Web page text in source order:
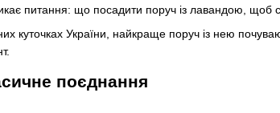
питання: що посадити поруч із лавандою, щоб
куточках України, найкраще поруч із нею
поєднання